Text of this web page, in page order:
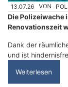
13.07.26 VON
Die Polizeiwache
Renovationszeit
Dank der
und ist
Weiterlesen